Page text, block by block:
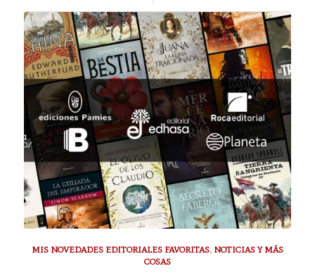
MIS NOVEDADES EDITORIALES FAVORITAS, NOTICIAS Y MÁS
COSAS